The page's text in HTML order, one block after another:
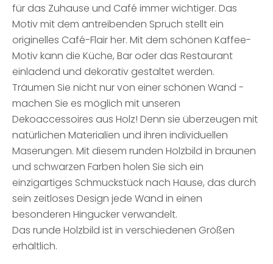
für das Zuhause und Café immer wichtiger. Das
Motiv mit dem antreibenden Spruch stellt ein
originelles Café-Flair her. Mit dem schönen Kaffee-
Motiv kann die Küche, Bar oder das Restaurant
einladend und dekorativ gestaltet werden.
Träumen Sie nicht nur von einer schönen Wand -
machen Sie es möglich mit unseren
Dekoaccessoires aus Holz! Denn sie überzeugen mit
natürlichen Materialien und ihren individuellen
Maserungen. Mit diesem runden Holzbild in braunen
und schwarzen Farben holen Sie sich ein
einzigartiges Schmuckstück nach Hause, das durch
sein zeitloses Design jede Wand in einen
besonderen Hingucker verwandelt.
Das runde Holzbild ist in verschiedenen Größen
erhältlich.